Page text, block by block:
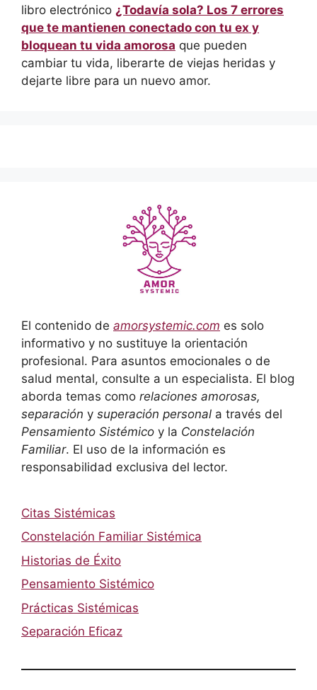
libro electrónico ¿Todavía sola? Los 7 errores
que te mantienen conectado con tu ex y
bloquean tu vida amorosa que pueden
cambiar tu vida, liberarte de viejas heridas y
dejarte libre para un nuevo amor.
El contenido de amorsystemic.com es solo
informativo y no sustituye la orientación
profesional. Para asuntos emocionales o de
salud mental, consulte a un especialista. El blog
aborda temas como relaciones amorosas,
separación y superación personal a través del
Pensamiento Sistémico y la Constelación
Familiar. El uso de la información es
responsabilidad exclusiva del lector.
Citas Sistémicas
Constelación Familiar Sistémica
Historias de Éxito
Pensamiento Sistémico
Prácticas Sistémicas
Separación Eficaz